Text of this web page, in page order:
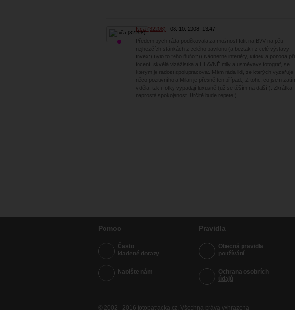
Ivča (32208) 08. 10. 2008 13:47
Předem bych ráda poděkovala za možnost fotit na BVV na pěti
nejhezčích stánkách z celého pavilonu (a beztak i z celé výstavy
Invex:) Bylo to "eňo ňuňo":)) Nádherné interiéry, klídek a pohoda při
focení, skvělá vizážistka a HLAVNĚ milý a usměvavý fotograf, se
kterým je radost spolupracovat. Mám ráda lidi, ze kterých vyzařuje
něco pozitivního a Milan je přesně ten případ:) Z toho, co jsem zatím
viděla, tak i fotky vypadají luxusně (už se těším na další:). Zkrátka
naprostá spokojenost. Určitě bude repete;)
Pomoc
Často
kladené dotazy
Napište nám
Pravidla
Obecná pravidla
používání
Ochrana osobních
údajů
© 2002 - 2016 fotopatracka.cz. Všechna práva vyhrazena